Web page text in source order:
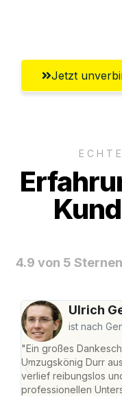
Jetzt
4.9 von 5 Sternen
Ulrich
ist nach
"Ein großes
Umzugskönig Durr
verlief reibungslos
professionellen